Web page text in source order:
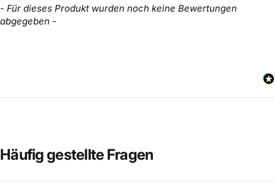
- Für dieses Produkt wurden noch keine Bewertungen
abgegeben -
New content loaded
Häufiggestellte Fragen